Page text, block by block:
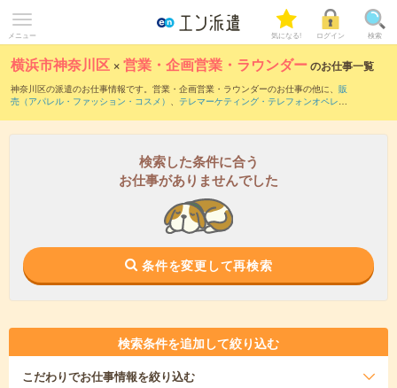
メニュー 気になる! ログイン 検索
横浜市神奈川区 ×営業・企画営業・ラウンダーのお仕事一覧
神奈川区の派遣のお仕事情報です。営業・企画営業・ラウンダーのお仕事の他に、 販
売（アパレル・ファッション・コスメ） 、 テレマーケティング・テレフォンオペレー
でいただけます。職種辞典：営業・企画営業・ラウンダーのお仕事とは？とは？
検索した条件に合う
お仕事がありませんでした
条件を変更して再検索
検索条件を追加して絞り込む
こだわりでお仕事情報を絞り込む